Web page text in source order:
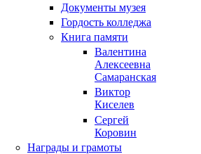
Документы музея
Гордость колледжа
Книга памяти
Валентина
Алексеевна
Самаранская
Виктор
Киселев
Сергей
Коровин
Награды и грамоты